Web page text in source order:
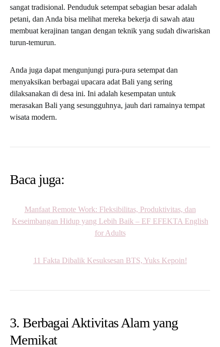
sangat tradisional. Penduduk setempat sebagian besar adalah
petani, dan Anda bisa melihat mereka bekerja di sawah atau
membuat kerajinan tangan dengan teknik yang sudah diwariskan
turun-temurun.
Anda juga dapat mengunjungi pura-pura setempat dan
menyaksikan berbagai upacara adat Bali yang sering
dilaksanakan di desa ini. Ini adalah kesempatan untuk
merasakan Bali yang sesungguhnya, jauh dari ramainya tempat
wisata modern.
Baca juga:
Manfaat Remote Work: Fleksibilitas, Produktivitas, dan
Keseimbangan Hidup yang Lebih Baik – EF EFEKTA English
for Adults
11 Fakta Dibalik Kesuksesan BTS, Yuks Kepoin!
3. Berbagai Aktivitas Alam yang
Memikat